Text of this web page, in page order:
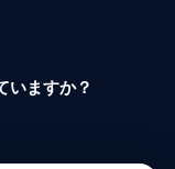
いますか？